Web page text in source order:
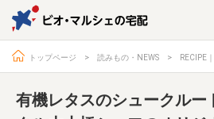
ビオ・
宅配
トップページ 読みもの・NEWS RECIPE
有機レタスのシュークルー